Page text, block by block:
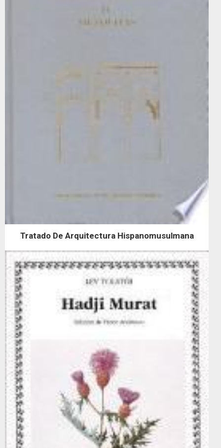
Tratado De Arquitectura Hispanomusulmana